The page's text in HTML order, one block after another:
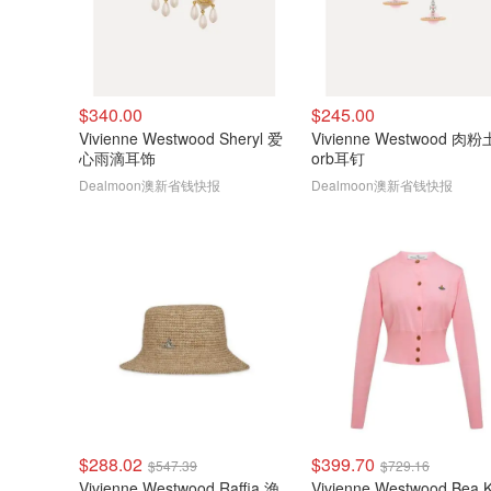
$340.00
Vivienne Westwood Sheryl 爱
心雨滴耳饰
Dealmoon澳新省钱快报
$245.00
Vivienne Westwood 肉粉
orb耳钉
Dealmoon澳新省钱快报
$288.02 $547.39 $399.70 $729.16